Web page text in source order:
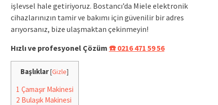
işlevsel hale getiriyoruz. Bostancı’da Miele elektronik
cihazlarınızın tamir ve bakımı için güvenilir bir adres
arıyorsanız, bize ulaşmaktan çekinmeyin!
Hızlı ve profesyonel Çözüm ☎️ 0216 471 59 56
Başlıklar[Gizle]
1 Çamaşır Makinesi
2 Bulaşık Makinesi